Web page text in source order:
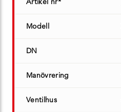
Modell
DN
Manövrering
Ventilhus